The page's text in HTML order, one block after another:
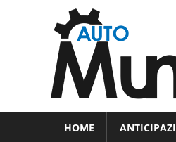
Novità
dal
HOME